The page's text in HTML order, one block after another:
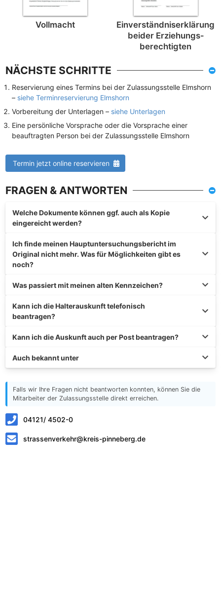
Vollmacht
Einverständnis­erklärung
beider Erziehungs­
berechtigten
NÄCHSTE SCHRITTE
Reservierung eines Termins bei der Zulassungsstelle Elmshorn
– siehe Terminreservierung Elmshorn
Vorbereitung der Unterlagen – siehe Unterlagen
Eine persönliche Vorsprache oder die Vorsprache einer
beauftragten Person bei der Zulassungsstelle Elmshorn
Termin jetzt online reservieren
FRAGEN & ANTWORTEN
Welche Dokumente können ggf. auch als Kopie
eingereicht werden?
Ich finde meinen Hauptuntersuchungsbericht im
Original nicht mehr. Was für Möglichkeiten gibt es
noch?
Was passiert mit meinen alten Kennzeichen?
Kann ich die Halterauskunft telefonisch
beantragen?
Kann ich die Auskunft auch per Post beantragen?
Auch bekannt unter
Falls wir Ihre Fragen nicht beantworten konnten, können Sie die
Mitarbeiter der Zulassungsstelle direkt erreichen.
04121/ 4502-0
strassenverkehr@kreis-pinneberg.de